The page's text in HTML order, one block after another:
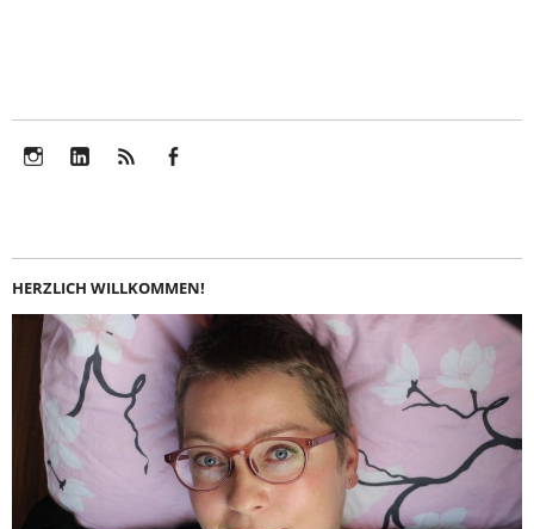
HERZLICH WILLKOMMEN!